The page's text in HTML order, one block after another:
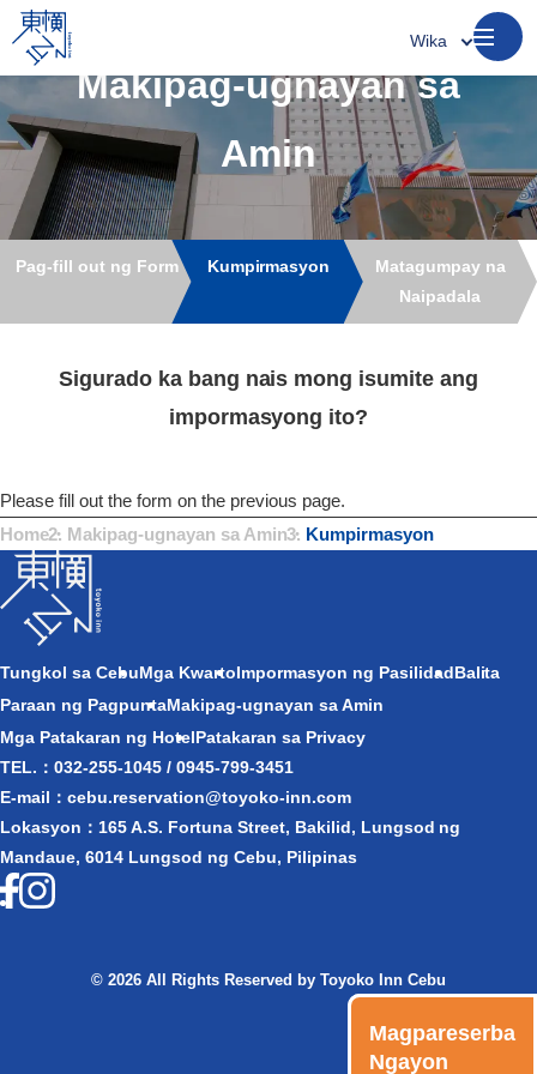
Wika
Makipag-ugnayan sa
Amin​
Pag-fill out ng Form​ Kumpirmasyon​
Matagumpay na
Naipadala​
Sigurado ka bang nais mong isumite ang
impormasyong ito?​
Please fill out the form on the previous page.
Home・ Makipag-ugnayan sa Amin​・ Kumpirmasyon​
Tungkol sa CebuMga KwartoImpormasyon ng PasilidadBalita
Paraan ng PagpuntaMakipag-ugnayan sa Amin​
Mga Patakaran ng HotelPatakaran sa Privacy
TEL.：032-255-1045 / 0945-799-3451
E-mail：cebu.reservation@toyoko-inn.com
Lokasyon：165 A.S. Fortuna Street, Bakilid, Lungsod ng
Mandaue, 6014 Lungsod ng Cebu, Pilipinas
© 2026 All Rights Reserved by Toyoko Inn Cebu
Magpareserba
Ngayon